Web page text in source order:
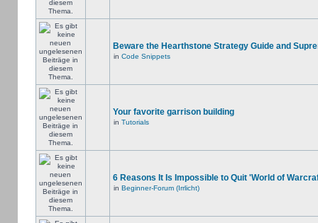
Beware the Hearthstone Strategy Guide and
in Code Snippets
Your favorite garrison building
in Tutorials
6 Reasons It Is Impossible to Quit 'World of
in Beginner-Forum (Irrlicht)